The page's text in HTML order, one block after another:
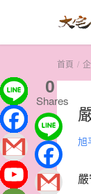
首頁
旭
0
Shares